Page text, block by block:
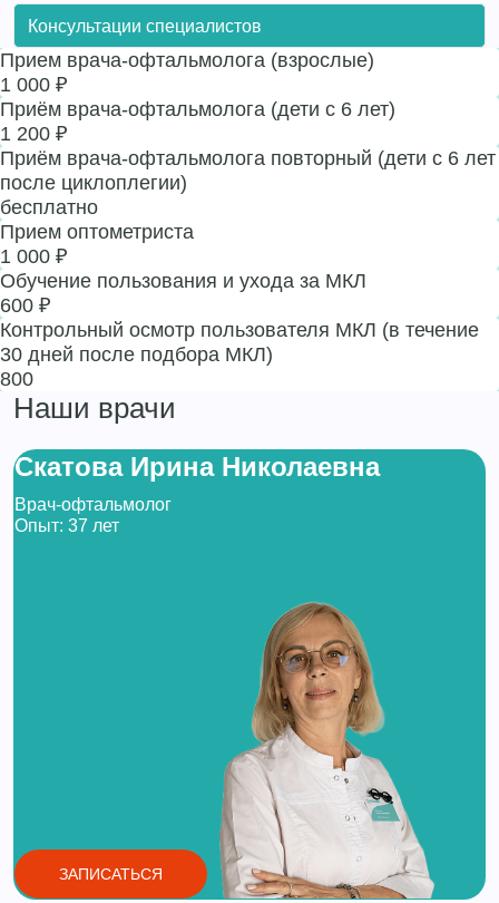
Консультации специалистов
Прием врача-офтальмолога (взрослые)
1 000 ₽
Приём врача-офтальмолога (дети с 6 лет)
1 200 ₽
Приём врача-офтальмолога повторный (дети с 6 лет
после циклоплегии)
бесплатно
Прием оптометриста
1 000 ₽
Обучение пользования и ухода за МКЛ
600 ₽
Контрольный осмотр пользователя МКЛ (в течение
30 дней после подбора МКЛ)
800
Наши врачи
Скатова Ирина Николаевна
Врач-офтальмолог
Опыт: 37 лет
ЗАПИСАТЬСЯ